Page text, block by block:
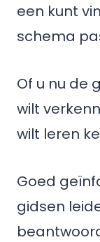
een kunt
schema
Of u nu de
wilt
wilt leren
Goed
gidsen